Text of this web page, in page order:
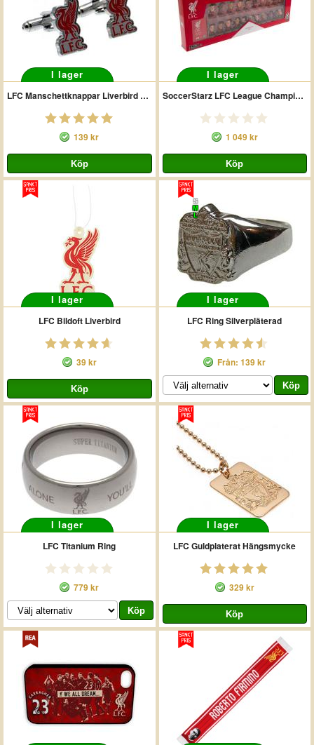
I lager
LFC Manschettknappar Liverbird Röd
139 kr
I lager
SoccerStarz LFC League Champions Team Pack
1 049 kr
I lager
LFC Bildoft Liverbird
39 kr
S
M
L
I lager
LFC Ring Silverpläterad
Från: 139 kr
I lager
LFC Titanium Ring
779 kr
I lager
LFC Guldplaterat Hängsmycke
329 kr